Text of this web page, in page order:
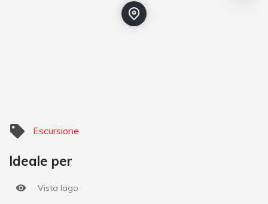
Escursione
Ideale per
Vista lago